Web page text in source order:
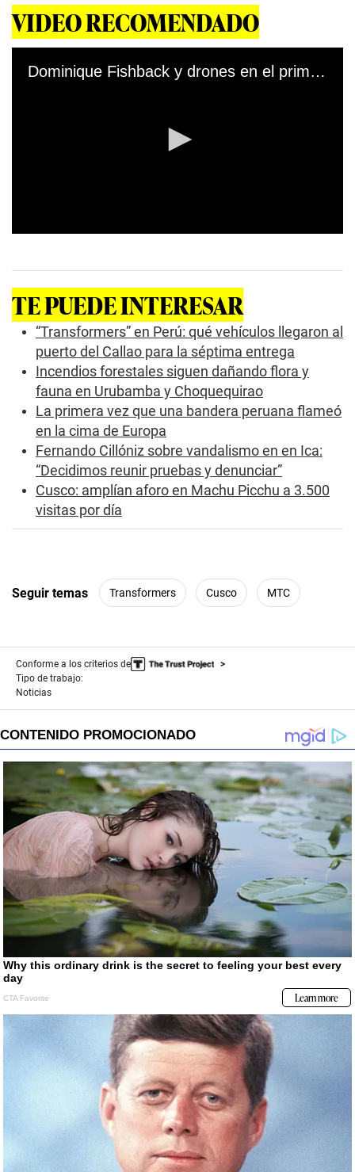
VIDEO RECOMENDADO
Dominique Fishback y drones en el primer día de grabación de Transformers en Machu Picchu
o
n
d
TE PUEDE INTERESAR
“Transformers” en Perú: qué vehículos llegaron al
puerto del Callao para la séptima entrega
Incendios forestales siguen dañando flora y
fauna en Urubamba y Choquequirao
La primera vez que una bandera peruana flameó
en la cima de Europa
Fernando Cillóniz sobre vandalismo en en Ica:
“Decidimos reunir pruebas y denunciar”
Cusco: amplían aforo en Machu Picchu a 3.500
visitas por día
Seguir temas Transformers Cusco MTC
Conforme a los criterios de
Tipo de trabajo:
Noticias